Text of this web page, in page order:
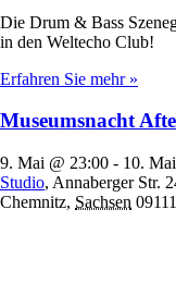
Die Drum & Bass
in den Weltecho Club!
Erfahren Sie mehr »
Museumsnacht
9. Mai @ 23:00 - 10.
Studio, Annaberger Str.
Chemnitz, Sachsen 09111